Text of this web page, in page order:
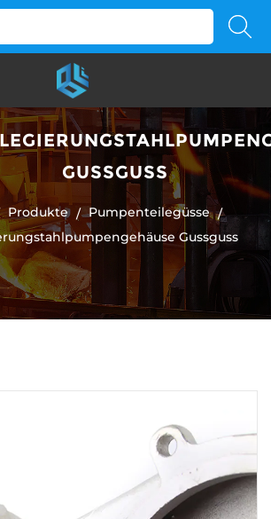
GUSSGUSS
Produkte / Pumpenteilegüsse /
Gussguss